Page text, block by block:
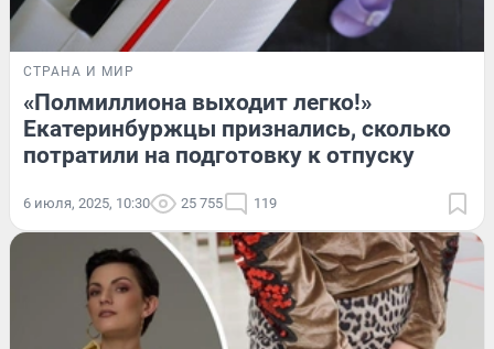
СТРАНА И МИР
«Полмиллиона выходит легко!»
Екатеринбуржцы признались, сколько
потратили на подготовку к отпуску
6 июля, 2025, 10:30 25 755 119